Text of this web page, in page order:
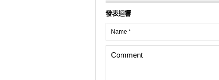
發表迴響